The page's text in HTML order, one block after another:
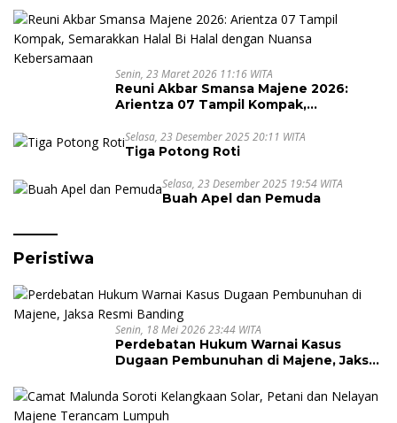
Senin, 23 Maret 2026 11:16 WITA
Reuni Akbar Smansa Majene 2026:
Arientza 07 Tampil Kompak,
Nuansa Kebersamaan
Selasa, 23 Desember 2025 20:11 WITA
Tiga Potong Roti
Selasa, 23 Desember 2025 19:54 WITA
Buah Apel dan Pemuda
Peristiwa
Senin, 18 Mei 2026 23:44 WITA
Perdebatan Hukum Warnai Kasus
Dugaan Pembunuhan di Majene, Jaksa